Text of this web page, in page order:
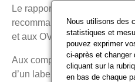
Le rapport se conclut par
recommandations adressées
et aux OVV :
Aux compagnies d’experts, il
d’un label de l’expertise,
Nous utilisons des
statistiques et
pouvez exprimer
ci-après et changer
cliquant sur la
en bas de chaque